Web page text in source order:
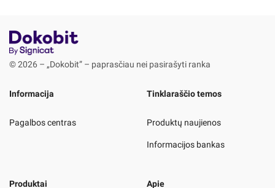
© 2026 – „Dokobit” – paprasčiau nei pasirašyti ranka
Informacija
Pagalbos centras
Tinklaraščio temos
Produktų naujienos
Informacijos bankas
Produktai Apie